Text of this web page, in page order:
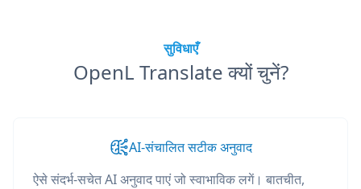
सुविधाएँ
OpenL Translate क्यों चुनें?
AI-संचालित सटीक अनुवाद
ऐसे संदर्भ-सचेत AI अनुवाद पाएं जो स्वाभाविक लगें। बातचीत,